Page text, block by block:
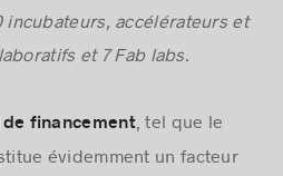
incubateurs, accélérateurs et
et 7 Fab labs.
financement, tel que le
évidemment un facteur